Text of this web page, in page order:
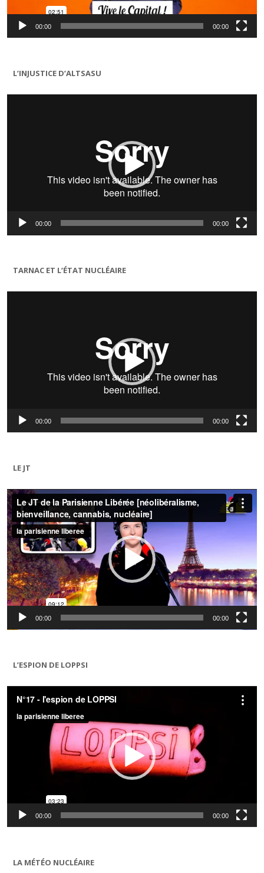
00:00 00:00
L’INJUSTICE D’ALTSASU
Lecteur
00:00 00:00
TARNAC ET L’ÉTAT NUCLÉAIRE
Lecteur
00:00 00:00
LE JT
Lecteur
vidéo
00:00 00:00
L’ESPION DE LOPPSI
Lecteur
vidéo
00:00 00:00
LA MÉTÉO NUCLÉAIRE